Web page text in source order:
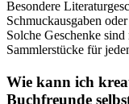
Besondere
Schmuckausgaben
Solche Geschenke
Sammlerstücke für
Wie kann ich
Buchfreunde